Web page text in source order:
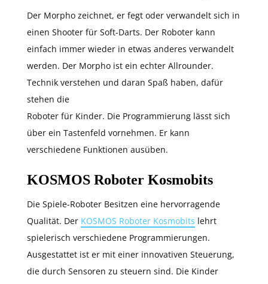
Der Morpho zeichnet, er fegt oder verwandelt sich in
einen Shooter für Soft-Darts. Der Roboter kann
einfach immer wieder in etwas anderes verwandelt
werden. Der Morpho ist ein echter Allrounder.
Technik verstehen und daran Spaß haben, dafür
stehen die
Roboter für Kinder. Die Programmierung lässt sich
über ein Tastenfeld vornehmen. Er kann
verschiedene Funktionen ausüben.
KOSMOS Roboter Kosmobits
Die Spiele-Roboter Besitzen eine hervorragende
Qualität. Der KOSMOS Roboter Kosmobits lehrt
spielerisch verschiedene Programmierungen.
Ausgestattet ist er mit einer innovativen Steuerung,
die durch Sensoren zu steuern sind. Die Kinder